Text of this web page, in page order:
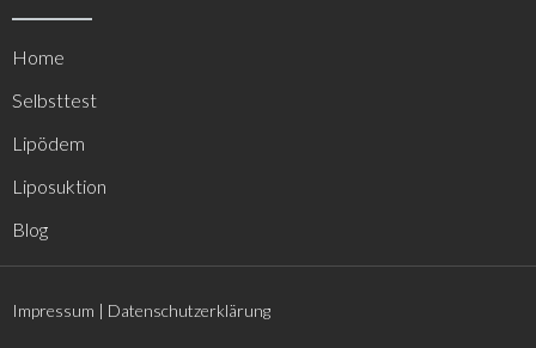
Home
Selbsttest
Lipödem
Liposuktion
Blog
Impressum | Datenschutzerklärung